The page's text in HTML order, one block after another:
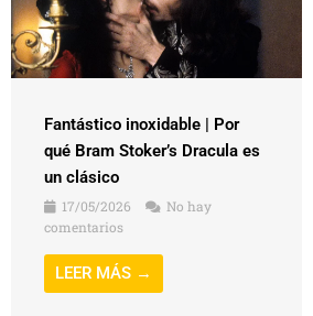
Fantástico inoxidable | Por
qué Bram Stoker’s Dracula es
un clásico
17/05/2026
No hay
comentarios
LEER MÁS →